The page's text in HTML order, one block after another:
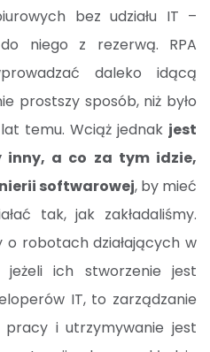
bez udziału IT –
niego z rezerwą. RPA
daleko idącą
prostszy sposób, niż było
temu. Wciąż jednak jest
a co za tym idzie,
softwarowej, by mieć
tak, jak zakładaliśmy.
o robotach działających w
ich stworzenie jest
IT, to zarządzanie
pracy i utrzymywanie jest